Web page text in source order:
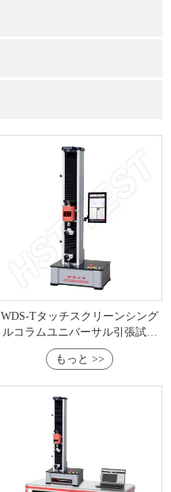
WDS-Tタッチスクリーンシング
ルコラムユニバーサル引張試験
機
もっと >>